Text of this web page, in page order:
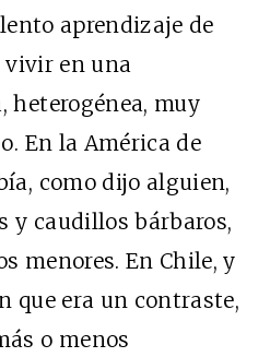
aprendizaje de
vivir en una
heterogénea, muy
En la América de
como dijo alguien,
y caudillos bárbaros,
menores. En Chile, y
que era un contraste,
o menos